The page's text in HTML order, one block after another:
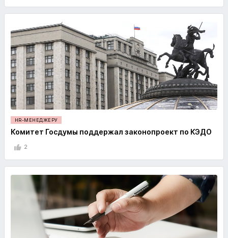
HR-МЕНЕДЖЕРУ
Комитет Госдумы поддержал законопроект по КЭДО
2